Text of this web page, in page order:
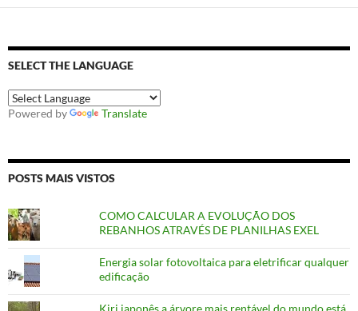
SELECT THE LANGUAGE
Powered by Translate
POSTS MAIS VISTOS
COMO CALCULAR A EVOLUÇÃO DOS
REBANHOS ATRAVÉS DE PLANILHAS EXEL
Energia solar fotovoltaica para eletrificar qualquer
edificação
Kiri japonês a árvore mais rentável do mundo está